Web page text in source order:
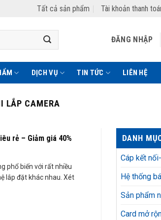
Tất cả sản phẩm Tài khoản thanh
ĐĂNG NHẬP
DỊCH VỤ TIN TỨC LIÊN HỆ
LẮP CAMERA
rẻ – Giảm giá 40%
phổ biến với rất nhiều
lắp đặt khác nhau. Xét
DANH
Cáp kết
Hệ thống
Sản phẩm
Card mở